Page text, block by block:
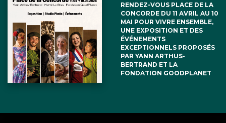
RENDEZ-VOUS PLACE DE LA
CONCORDE DU 11 AVRIL AU 10
MAI POUR VIVRE ENSEMBLE,
UNE EXPOSITION ET DES
ÉVÉNEMENTS
EXCEPTIONNELS PROPOSÉS
PAR YANN ARTHUS-
BERTRAND ET LA
FONDATION GOODPLANET